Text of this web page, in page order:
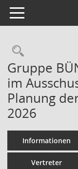
Toggle navigation
Gruppe
im
Planung
2026
Informationen
Vertreter